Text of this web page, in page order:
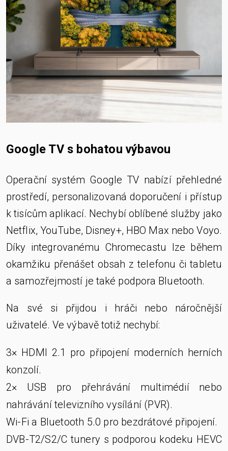
Google TV s bohatou výbavou
Operační systém Google TV nabízí přehledné
prostředí, personalizovaná doporučení i přístup
k tisícům aplikací. Nechybí oblíbené služby jako
Netflix, YouTube, Disney+, HBO Max nebo Voyo.
Díky integrovanému Chromecastu lze během
okamžiku přenášet obsah z telefonu či tabletu
a samozřejmostí je také podpora Bluetooth.
Na své si přijdou i hráči nebo náročnější
uživatelé. Ve výbavě totiž nechybí:
3× HDMI 2.1 pro připojení moderních herních
konzolí.
2× USB pro přehrávání multimédií nebo
nahrávání televizního vysílání (PVR).
Wi-Fi a Bluetooth 5.0 pro bezdrátové připojení.
DVB-T2/S2/C tunery s podporou kodeku HEVC